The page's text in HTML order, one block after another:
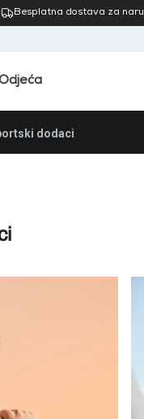
Besplatna dostava za
dodaci